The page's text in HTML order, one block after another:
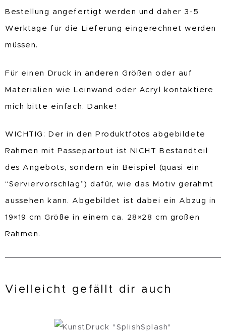
Bestellung angefertigt werden und daher 3-5
Werktage für die Lieferung eingerechnet werden
müssen.
Für einen Druck in anderen Größen oder auf
Materialien wie Leinwand oder Acryl kontaktiere
mich bitte einfach. Danke!
WICHTIG: Der in den Produktfotos abgebildete
Rahmen mit Passepartout ist NICHT Bestandteil
des Angebots, sondern ein Beispiel (quasi ein
“Serviervorschlag”) dafür, wie das Motiv gerahmt
aussehen kann. Abgebildet ist dabei ein Abzug in
19×19 cm Größe in einem ca. 28×28 cm großen
Rahmen.
Vielleicht gefällt dir auch